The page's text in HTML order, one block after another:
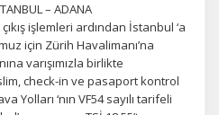
– ADANA
işlemleri ardından İstanbul ‘a
için Zürih Havalimanı’na
varışımızla birlikte
check-in ve pasaport kontrol
Yolları ‘nın VF54 sayılı tarifeli